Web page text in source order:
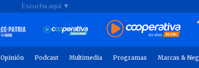
Escucha aquí ▼
Opinión Podcast Multimedia Programas Marcas &